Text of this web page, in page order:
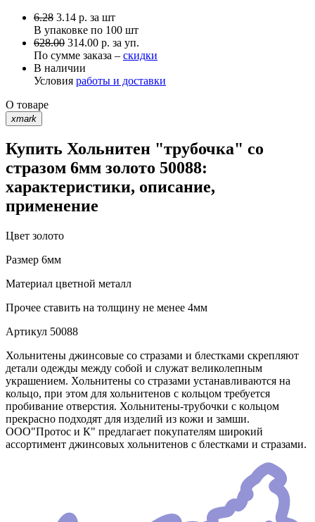
6.28 3.14 р. за шт
В упаковке по 100 шт
628.00 314.00 р. за уп.
По сумме заказа – скидки
В наличии
Условия работы и доставки
О товаре
xmark
Купить Хольнитен "трубочка" со
стразом 6мм золото 50088:
характеристики, описание,
применение
Цвет золото
Размер 6мм
Материал цветной металл
Прочее ставить на толщину не менее 4мм
Артикул 50088
Хольнитены джинсовые со стразами и блестками скрепляют
детали одежды между собой и служат великолепным
украшением. Хольнитены со стразами устанавливаются на
кольцо, при этом для хольнитенов с кольцом требуется
пробивание отверстия. Хольнитены-трубочки с кольцом
прекрасно подходят для изделий из кожи и замши.
ООО"Протос и К" предлагает покупателям широкий
ассортимент джинсовых хольнитенов с блестками и стразами.